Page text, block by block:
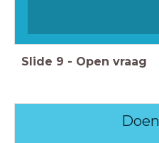
Slide 9 - Open vraag
Doen